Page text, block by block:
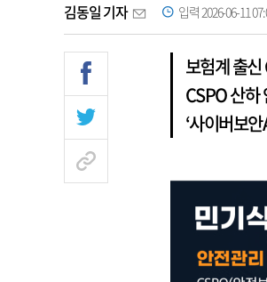
김동일 기자 입력 2026-06-11
보험계 출
CSPO 산
‘사이버보